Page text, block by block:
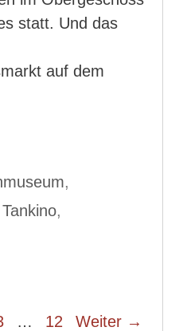
statt. Und das
auf dem
,
Tankino,
… Seite
12 Weiter →